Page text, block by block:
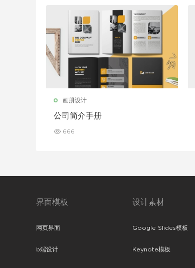
画册设计
公司简介手册
666
界面模板
网页界面
b端设计
设计素材
Google Slides模板
Keynote模板